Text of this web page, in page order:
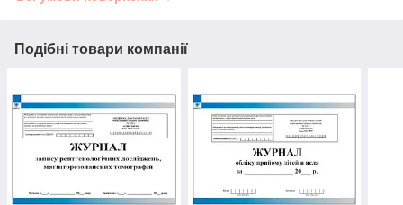
Подібні товари компанії